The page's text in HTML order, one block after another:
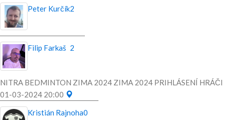
Peter Kurčík2
Filip Farkaš 2
NITRA BEDMINTON ZIMA 2024 ZIMA 2024 PRIHLÁSENÍ HRÁČI
01-03-2024 20:00
Kristián Rajnoha0